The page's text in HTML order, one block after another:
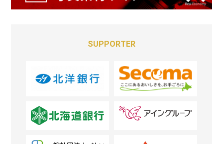
SUPPORTER